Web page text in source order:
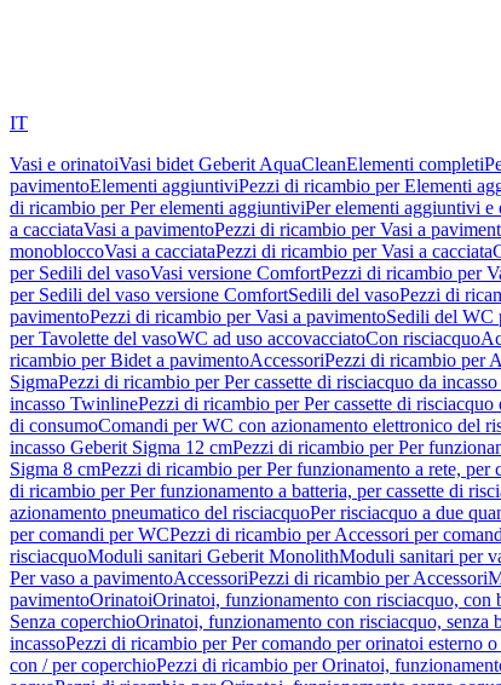
IT
Vasi e orinatoiVasi bidet Geberit AquaCleanElementi completi
pavimentoElementi aggiuntiviPezzi di ricambio per Elementi
di ricambio per Per elementi aggiuntiviPer elementi aggiuntivi e
a cacciataVasi a pavimentoPezzi di ricambio per Vasi a
monobloccoVasi a cacciataPezzi di ricambio per Vasi a cacciata
per Sedili del vasoVasi versione ComfortPezzi di ricambio per
per Sedili del vaso versione ComfortSedili del vasoPezzi di
pavimentoPezzi di ricambio per Vasi a pavimentoSedili del WC
per Tavolette del vasoWC ad uso accovacciatoCon risciacquo
ricambio per Bidet a pavimentoAccessoriPezzi di ricambio per
SigmaPezzi di ricambio per Per cassette di risciacquo da
incasso TwinlinePezzi di ricambio per Per cassette di
di consumoComandi per WC con azionamento elettronico del
incasso Geberit Sigma 12 cmPezzi di ricambio per Per
Sigma 8 cmPezzi di ricambio per Per funzionamento a rete, per
di ricambio per Per funzionamento a batteria, per cassette di
azionamento pneumatico del risciacquoPer risciacquo a due
per comandi per WCPezzi di ricambio per Accessori per
risciacquoModuli sanitari Geberit MonolithModuli sanitari per
Per vaso a pavimentoAccessoriPezzi di ricambio per Accessori
pavimentoOrinatoiOrinatoi, funzionamento con risciacquo, con
Senza coperchioOrinatoi, funzionamento con risciacquo, senza
incassoPezzi di ricambio per Per comando per orinatoi esterno o
con / per coperchioPezzi di ricambio per Orinatoi,